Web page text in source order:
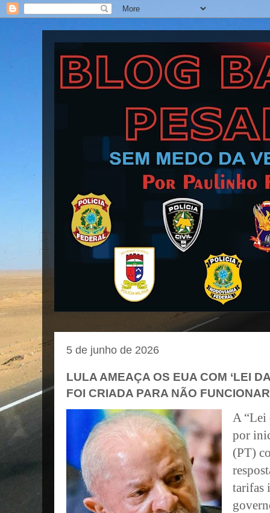
Blog Barra Pesada
5 de junho de 2026
LULA AMEAÇA OS EUA COM ‘LEI
FOI CRIADA PARA NÃO FUNCIONAR
A “Lei
por
(PT)
tarifas